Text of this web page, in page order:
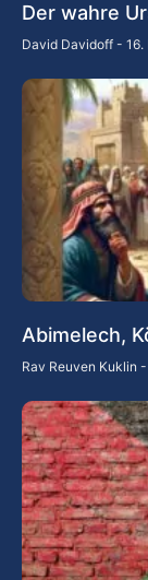
Der wahre
David Davidoff 16.
Abimelech,
Rav Reuven Kuklin